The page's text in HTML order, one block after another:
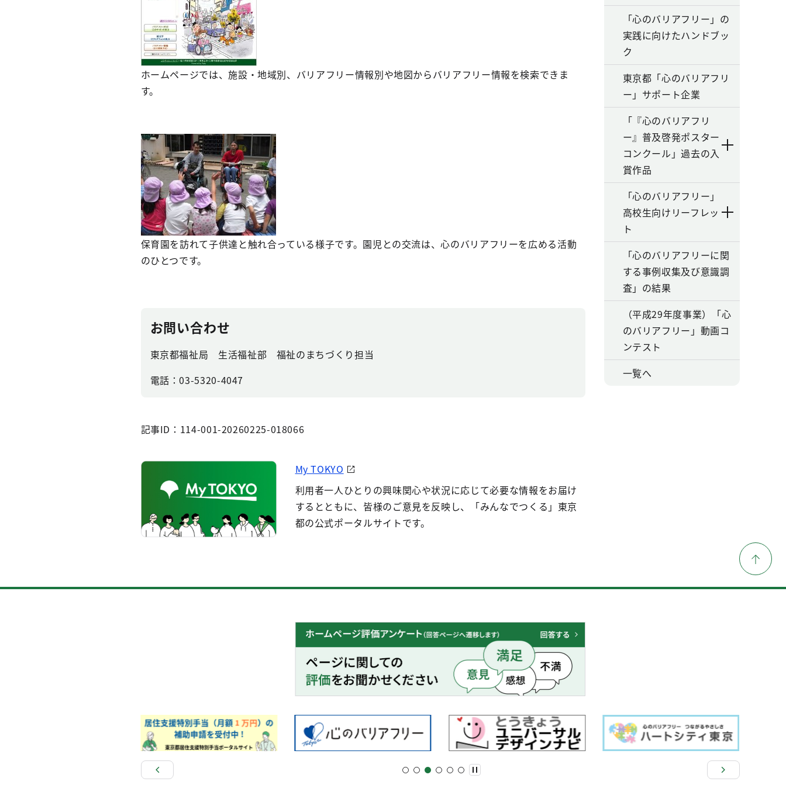
ホームページでは、施設・地域別、バリアフリー情報別や地図からバリアフリー情報を検索できま
す。
保育園を訪れて子供達と触れ合っている様子です。園児との交流は、心のバリアフリーを広める活動
のひとつです。
お問い合わせ
東京都福祉局 生活福祉部 福祉のまちづくり担当
電話：03-5320-4047
記事ID：114-001-20260225-018066
My TOKYO
利用者一人ひとりの興味関心や状況に応じて必要な情報をお届け
するとともに、皆様のご意見を反映し、「みんなでつくる」東京
都の公式ポータルサイトです。
「心のバリアフリー」の
実践に向けたハンドブッ
ク
東京都「心のバリアフリ
ー」サポート企業
「『心のバリアフリ
ー』普及啓発ポスター
コンクール」過去の入
賞作品
「心のバリアフリー」
高校生向けリーフレッ
ト
「心のバリアフリーに関
する事例収集及び意識調
査」の結果
（平成29年度事業）「心
のバリアフリー」動画コ
ンテスト
一覧へ